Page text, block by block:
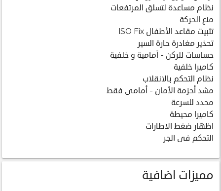
نظام مساعدة لتسلق المرتفعات
منع الحركة
تثبيت مقاعد الأطفال ISO Fix
تحذير مغادرة حارة السير
حساسات للركن - أمامية و خلفية
كاميرا خلفية
نظام التحكم بالانقلاب
مشد أحزمة الأمان - أمامى فقط
محدد للسرعة
كاميرا محيطة
اظهار ضغط الاطارات
التحكم فى الجر
مميزات اضافية